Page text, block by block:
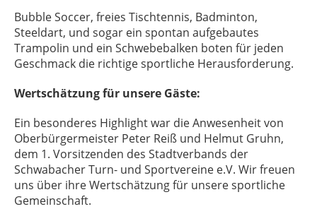
Bubble Soccer, freies Tischtennis, Badminton,
Steeldart, und sogar ein spontan aufgebautes
Trampolin und ein Schwebebalken boten für jeden
Geschmack die richtige sportliche Herausforderung.
Wertschätzung für unsere Gäste:
Ein besonderes Highlight war die Anwesenheit von
Oberbürgermeister Peter Reiß und Helmut Gruhn,
dem 1. Vorsitzenden des Stadtverbands der
Schwabacher Turn- und Sportvereine e.V. Wir freuen
uns über ihre Wertschätzung für unsere sportliche
Gemeinschaft.